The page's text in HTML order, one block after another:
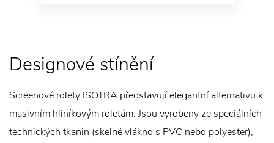
Designové stínění
Screenové rolety ISOTRA představují elegantní alternativu k
masivním hliníkovým roletám. Jsou vyrobeny ze speciálních
technických tkanin (skelné vlákno s PVC nebo polyester),